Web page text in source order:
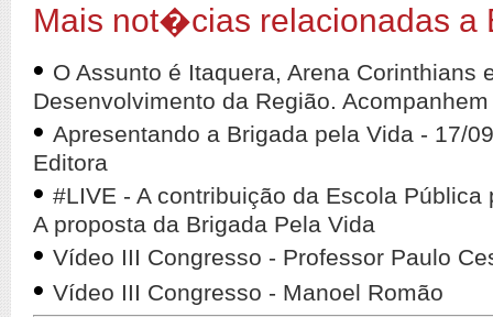
Mais not�cias relacionadas a
• O Assunto é Itaquera, Arena Corinthians
Desenvolvimento da Região.
• Apresentando a Brigada pela Vida - 17/
Editora
• #LIVE - A contribuição da Escola
A proposta da Brigada Pela Vida
• Vídeo III Congresso - Professor Paulo
• Vídeo III Congresso - Manoel Romão